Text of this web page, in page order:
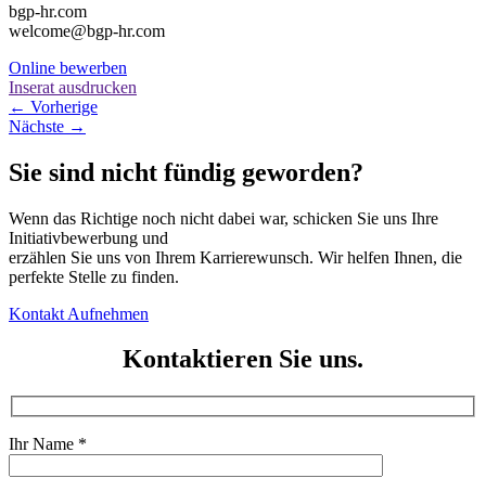
bgp-hr.com
welcome@bgp-hr.com
Online bewerben
Inserat ausdrucken
Posts
navigation
← Vorherige
Nächste →
Sie sind nicht fündig geworden?
Wenn das Richtige noch nicht dabei war, schicken Sie uns Ihre
Initiativbewerbung und
erzählen Sie uns von Ihrem Karrierewunsch. Wir helfen Ihnen, die
perfekte Stelle zu finden.
Kontakt Aufnehmen
Kontaktieren Sie uns.
Ihr Name *